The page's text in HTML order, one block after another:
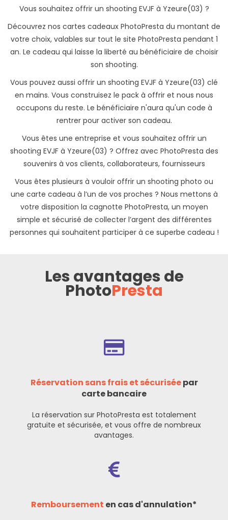
Vous souhaitez offrir un shooting EVJF à Yzeure(03) ?
Découvrez nos cartes cadeaux PhotoPresta du montant de
votre choix, valables sur tout le site PhotoPresta pendant 1
an. Le cadeau qui laisse la liberté au bénéficiaire de choisir
son shooting.
Vous pouvez aussi offrir un shooting EVJF à Yzeure(03) clé
en mains. Vous construisez le pack à offrir et nous nous
occupons du reste. Le bénéficiaire n'aura qu'un code à
rentrer pour activer son cadeau.
Vous êtes une entreprise et vous souhaitez offrir un
shooting EVJF à Yzeure(03) ? Offrez avec PhotoPresta des
souvenirs à vos clients, collaborateurs, fournisseurs
Vous êtes plusieurs à vouloir offrir un shooting photo ou
une carte cadeau à l’un de vos proches ? Nous mettons à
votre disposition la cagnotte PhotoPresta, un moyen
simple et sécurisé de collecter l’argent des différentes
personnes qui souhaitent participer à ce superbe cadeau !
Les avantages de
PhotoPresta
Réservation sans frais et sécuriséepar
carte bancaire
La réservation sur PhotoPresta est totalement
gratuite et sécurisée, et vous offre de nombreux
avantages.
Remboursement en cas d'annulation*